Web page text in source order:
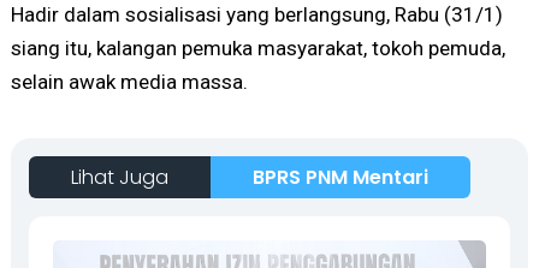
Hadir dalam sosialisasi yang berlangsung, Rabu (31/1)
siang itu, kalangan pemuka masyarakat, tokoh pemuda,
selain awak media massa.
Lihat Juga BPRS PNM Mentari